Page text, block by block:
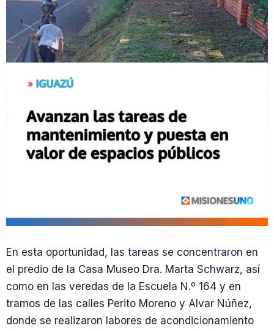
En esta oportunidad, las tareas se concentraron en
el predio de la Casa Museo Dra. Marta Schwarz, así
como en las veredas de la Escuela N.º 164 y en
tramos de las calles Perito Moreno y Alvar Núñez,
donde se realizaron labores de acondicionamiento